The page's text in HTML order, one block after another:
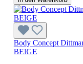
Body Concept
BEIGE